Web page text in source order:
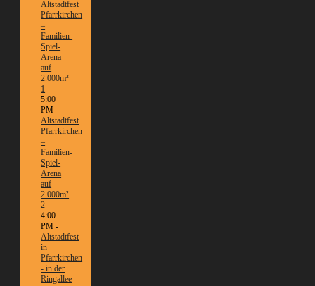
Altstadtfest
Pfarrkirchen
–
Familien-
Spiel-
Arena
auf
2.000m²
1
5:00
PM -
Altstadtfest
Pfarrkirchen
–
Familien-
Spiel-
Arena
auf
2.000m²
2
4:00
PM -
Altstadtfest
in
Pfarrkirchen
- in der
Ringallee